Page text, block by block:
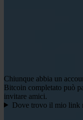
Chiunque abbia un
Bitcoin completato può
invitare amici.
Dove trovo il mio link